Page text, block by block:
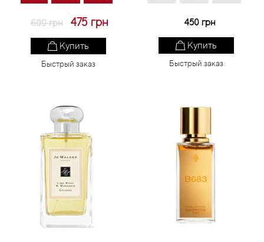
600 грн 475 грн
Купить
Быстрый заказ
450 грн
Купить
Быстрый заказ